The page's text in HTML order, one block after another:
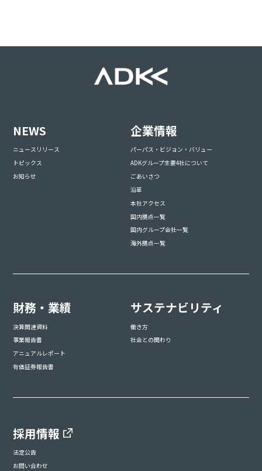
NEWS
ニュースリリース
トピックス
お知らせ
企業情報
パーパス・ビジョン・バリュー
ADKグループ主要4社について
ごあいさつ
沿革
本社アクセス
国内拠点一覧
国内グループ会社一覧
海外拠点一覧
財務・業績
決算関連資料
事業報告書
アニュアルレポート
有価証券報告書
サステナビリティ
働き方
社会との関わり
採用情報
法定公告
お問い合わせ